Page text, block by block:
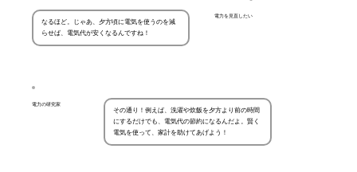
電力を見直したい
なるほど。じゃあ、夕方頃に電気を使うのを減
らせば、電気代が安くなるんですね！
電力の研究家
その通り！例えば、洗濯や炊飯を夕方より前の時間
にするだけでも、電気代の節約になるんだよ。賢く
電気を使って、家計を助けてあげよう！